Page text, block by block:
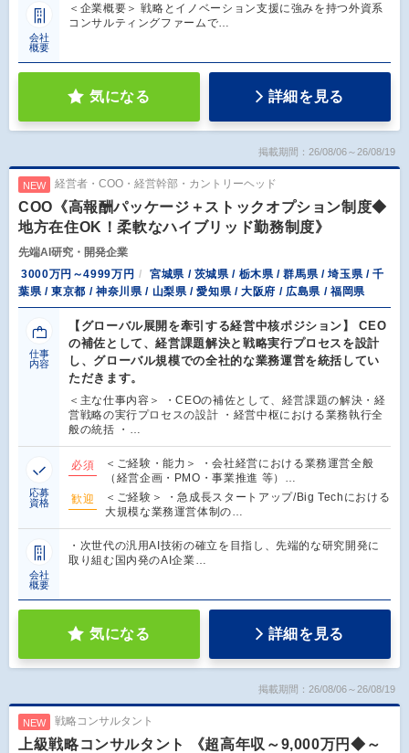
会社
概要
＜企業概要＞ 戦略とイノベーション支援に強みを持つ外資系
コンサルティングファームで…
気になる 詳細を見る
掲載期間：26/08/06～26/08/19
NEW 経営者・COO・経営幹部・カントリーヘッド
COO《高報酬パッケージ＋ストックオプション制度◆
地方在住OK！柔軟なハイブリッド勤務制度》
先端AI研究・開発企業
3000万円～4999万円
宮城県 / 茨城県 / 栃木県 / 群馬県 / 埼玉県 / 千
葉県 / 東京都 / 神奈川県 / 山梨県 / 愛知県 / 大阪府 / 広島県 / 福岡県
仕事
内容
【グローバル展開を牽引する経営中核ポジション】 CEO
の補佐として、経営課題解決と戦略実行プロセスを設計
し、グローバル規模での全社的な業務運営を統括してい
ただきます。
＜主な仕事内容＞ ・CEOの補佐として、経営課題の解決・経
営戦略の実行プロセスの設計 ・経営中枢における業務執行全
般の統括 ・…
応募
資格
必須
＜ご経験・能力＞ ・会社経営における業務運営全般
（経営企画・PMO・事業推進 等）…
歓迎
＜ご経験＞ ・急成長スタートアップ/Big Techにおける
大規模な業務運営体制の…
会社
概要
・次世代の汎用AI技術の確立を目指し、先端的な研究開発に
取り組む国内発のAI企業…
気になる 詳細を見る
掲載期間：26/08/06～26/08/19
NEW 戦略コンサルタント
上級戦略コンサルタント 《超高年収～9,000万円◆～